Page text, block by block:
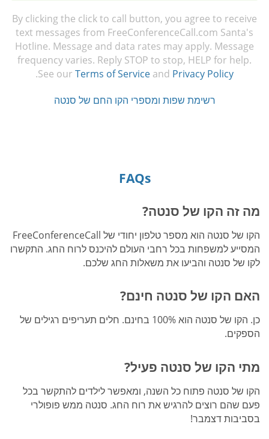
By clicking the click to call button, you agree to receive
text messages from FreeConferenceCall.com Santa's
Hotline. Message and data rates may apply. Message
frequency varies. Reply STOP to stop, HELP for help.
See our Terms of Service and Privacy Policy
.
רשימת שפות ומספרי הקו החם של סנטה
FAQs
מה זה הקו של סנטה?
הקו של סנטה הוא מספר טלפון יחודי של FreeConferenceCall
המסייע למשפחות בכל רחבי העולם להיכנס לרוח החג. התקשרו
לקו של סנטה והביעו את משאלות החג שלכם.
האם הקו של סנטה חינם?
כן. הקו של סנטה הוא 100% בחינם. חלים תעריפים רגילים של
הספקים.
מתי הקו של סנטה פעיל?
הקו של סנטה פתוח כל השנה, ומאפשר לילדים להתקשר בכל
פעם שהם רוצים להרגיש את רוח החג. סנטה ממש פופולרי
בסביבות דצמבר!